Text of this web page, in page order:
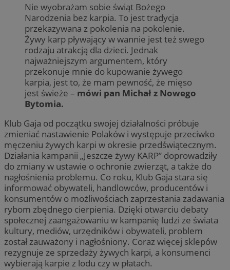
Nie wyobrażam sobie świąt Bożego
Narodzenia bez karpia. To jest tradycja
przekazywana z pokolenia na pokolenie.
Żywy karp pływający w wannie jest też swego
rodzaju atrakcją dla dzieci. Jednak
najważniejszym argumentem, który
przekonuje mnie do kupowanie żywego
karpia, jest to, że mam pewność, że mięso
jest świeże – mówi pan Michał z Nowego
Bytomia.
Klub Gaja od początku swojej działalności próbuje
zmieniać nastawienie Polaków i występuje przeciwko
męczeniu żywych karpi w okresie przedświątecznym.
Działania kampanii „Jeszcze żywy KARP” doprowadziły
do zmiany w ustawie o ochronie zwierząt, a także do
nagłośnienia problemu. Co roku, Klub Gaja stara się
informować obywateli, handlowców, producentów i
konsumentów o możliwościach zaprzestania zadawania
rybom zbędnego cierpienia. Dzięki otwarciu debaty
społecznej zaangażowaniu w kampanię ludzi ze świata
kultury, mediów, urzędników i obywateli, problem
został zauważony i nagłośniony. Coraz więcej sklepów
rezygnuje ze sprzedaży żywych karpi, a konsumenci
wybierają karpie z lodu czy w płatach.